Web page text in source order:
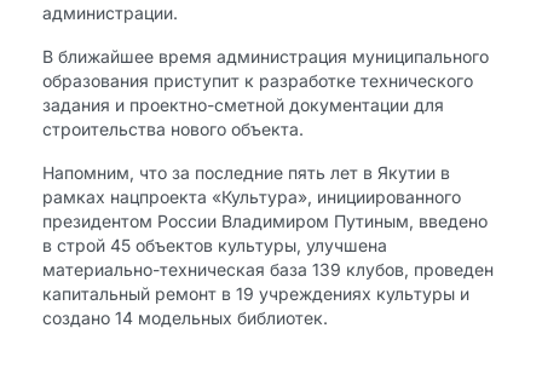
администрации.
В ближайшее время администрация муниципального
образования приступит к разработке технического
задания и проектно-сметной документации для
строительства нового объекта.
Напомним, что за последние пять лет в Якутии в
рамках нацпроекта «Культура», инициированного
президентом России Владимиром Путиным, введено
в строй 45 объектов культуры, улучшена
материально-техническая база 139 клубов, проведен
капитальный ремонт в 19 учреждениях культуры и
создано 14 модельных библиотек.